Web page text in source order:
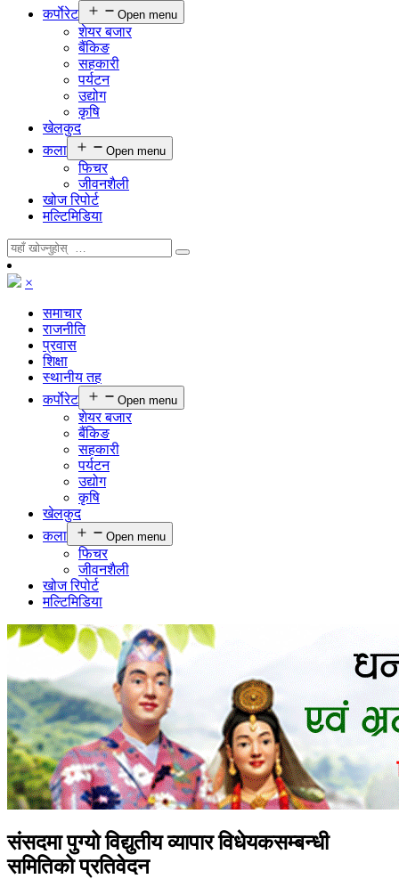
कर्पाेरेट
Open menu
शेयर बजार
बैंकिङ
सहकारी
पर्यटन
उद्योग
कृषि
खेलकुद
कला
Open menu
फिचर
जीवनशैली
खोज रिपोर्ट
मल्टिमिडिया
×
समाचार
राजनीति
प्रवास
शिक्षा
स्थानीय तह
कर्पाेरेट
Open menu
शेयर बजार
बैंकिङ
सहकारी
पर्यटन
उद्योग
कृषि
खेलकुद
कला
Open menu
फिचर
जीवनशैली
खोज रिपोर्ट
मल्टिमिडिया
संसदमा पुग्यो विद्युतीय व्यापार विधेयकसम्बन्धी
समितिको प्रतिवेदन